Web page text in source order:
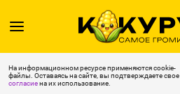
На информационном ресурсе применяются cookie-
файлы. Оставаясь на сайте, вы подтверждаете свое
согласиена их использование.